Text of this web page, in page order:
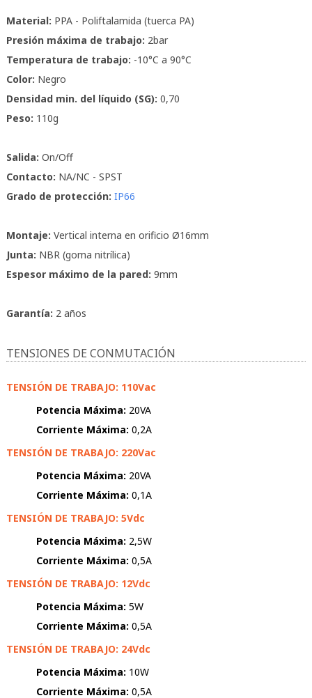
Material: PPA - Poliftalamida (tuerca PA)
Presión máxima de trabajo: 2bar
Temperatura de trabajo: -10°C a 90°C
Color: Negro
Densidad min. del líquido (SG): 0,70
Peso: 110g
Salida: On/Off
Contacto: NA/NC - SPST
Grado de protección: IP66
Montaje: Vertical interna en orificio Ø16mm
Junta: NBR (goma nitrílica)
Espesor máximo de la pared: 9mm
Garantía: 2 años
TENSIONES DE CONMUTACIÓN
TENSIÓN DE TRABAJO: 110Vac
Potencia Máxima: 20VA
Corriente Máxima: 0,2A
TENSIÓN DE TRABAJO: 220Vac
Potencia Máxima: 20VA
Corriente Máxima: 0,1A
TENSIÓN DE TRABAJO: 5Vdc
Potencia Máxima: 2,5W
Corriente Máxima: 0,5A
TENSIÓN DE TRABAJO: 12Vdc
Potencia Máxima: 5W
Corriente Máxima: 0,5A
TENSIÓN DE TRABAJO: 24Vdc
Potencia Máxima: 10W
Corriente Máxima: 0,5A